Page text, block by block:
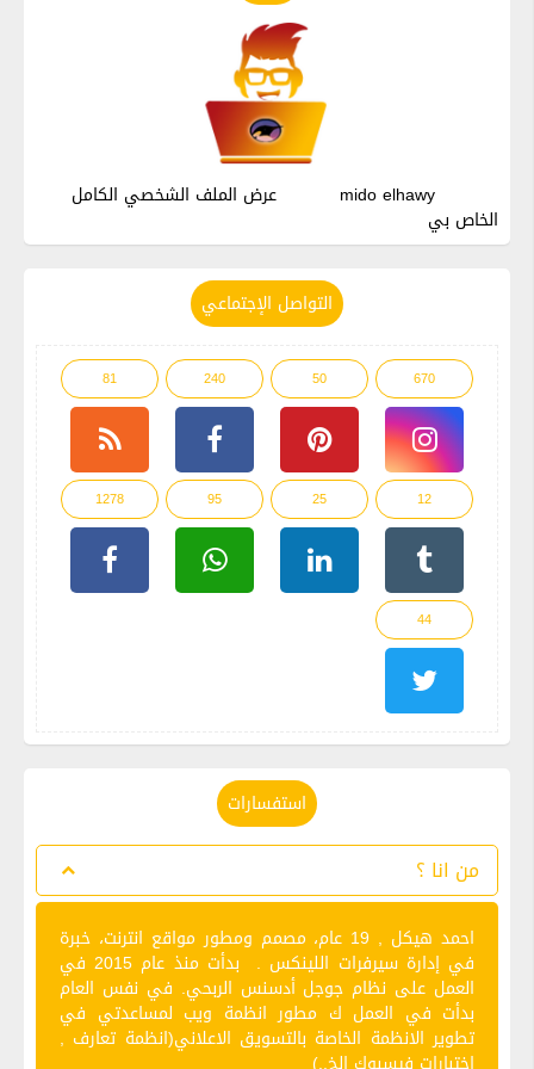
mido elhawy عرض الملف الشخصي الكامل
الخاص بي
التواصل الإجتماعي
670
50
240
81
12
25
95
1278
44
استفسارات
من انا ؟
‫اﺣﻤﺪ ﻫﻴﻜﻞ ‪ 19 ,‬ﻋﺎم‪ ،‬ﻣﺼﻤﻢ وﻣﻄﻮر ﻣﻮاﻗﻊ اﻧﺘﺮﻧﺖ‪ ،‬ﺧﺒﺮة
ﻓﻲ إدارة ﺳﻴﺮﻓﺮات‪ ‬‬‫اﻟﻠﻴﻨﻜﺲ ‪ .‬‬ ‫ﺑﺪأت ﻣﻨﺬ ﻋﺎم ‪ 2015‬ﻓﻲ
اﻟﻌﻤﻞ ﻋﻠﻰ ﻧﻈﺎم ﺟﻮﺟﻞ أدﺳﻨﺲ اﻟﺮﺑﺤﻲ. في نفس العام
بدأت في العمل ك مطور انظمة ويب لمساعدتي في
تطوير الانظمة الخاصة بالتسويق الاعلاني(انظمة تعارف ,